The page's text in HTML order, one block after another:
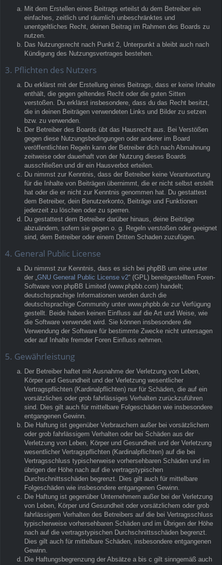
Mit dem Erstellen eines Beitrags erteilst du dem Betreiber ein
einfaches, zeitlich und räumlich unbeschränktes und
unentgeltliches Recht, deinen Beitrag im Rahmen des Boards zu
nutzen.
Das Nutzungsrecht nach Punkt 2, Unterpunkt a bleibt auch nach
Kündigung des Nutzungsvertrages bestehen.
3. Pflichten des Nutzers
Du erklärst mit der Erstellung eines Beitrags, dass er keine Inhalte
enthält, die gegen geltendes Recht oder die guten Sitten
verstoßen. Du erklärst insbesondere, dass du das Recht besitzt,
die in deinen Beiträgen verwendeten Links und Bilder zu setzen
bzw. zu verwenden.
Der Betreiber des Boards übt das Hausrecht aus. Bei Verstößen
gegen diese Nutzungsbedingungen oder anderer im Board
veröffentlichten Regeln kann der Betreiber dich nach Abmahnung
zeitweise oder dauerhaft von der Nutzung dieses Boards
ausschließen und dir ein Hausverbot erteilen.
Du nimmst zur Kenntnis, dass der Betreiber keine Verantwortung
für die Inhalte von Beiträgen übernimmt, die er nicht selbst erstellt
hat oder die er nicht zur Kenntnis genommen hat. Du gestattest
dem Betreiber, dein Benutzerkonto, Beiträge und Funktionen
jederzeit zu löschen oder zu sperren.
Du gestattest dem Betreiber darüber hinaus, deine Beiträge
abzuändern, sofern sie gegen o. g. Regeln verstoßen oder geeignet
sind, dem Betreiber oder einem Dritten Schaden zuzufügen.
4. General Public License
Du nimmst zur Kenntnis, dass es sich bei phpBB um eine unter
der „GNU General Public License v2“ (GPL) bereitgestellten Foren-
Software von phpBB Limited (www.phpbb.com) handelt;
deutschsprachige Informationen werden durch die
deutschsprachige Community unter www.phpbb.de zur Verfügung
gestellt. Beide haben keinen Einfluss auf die Art und Weise, wie
die Software verwendet wird. Sie können insbesondere die
Verwendung der Software für bestimmte Zwecke nicht untersagen
oder auf Inhalte fremder Foren Einfluss nehmen.
5. Gewährleistung
Der Betreiber haftet mit Ausnahme der Verletzung von Leben,
Körper und Gesundheit und der Verletzung wesentlicher
Vertragspflichten (Kardinalpflichten) nur für Schäden, die auf ein
vorsätzliches oder grob fahrlässiges Verhalten zurückzuführen
sind. Dies gilt auch für mittelbare Folgeschäden wie insbesondere
entgangenen Gewinn.
Die Haftung ist gegenüber Verbrauchern außer bei vorsätzlichem
oder grob fahrlässigem Verhalten oder bei Schäden aus der
Verletzung von Leben, Körper und Gesundheit und der Verletzung
wesentlicher Vertragspflichten (Kardinalpflichten) auf die bei
Vertragsschluss typischerweise vorhersehbaren Schäden und im
übrigen der Höhe nach auf die vertragstypischen
Durchschnittsschäden begrenzt. Dies gilt auch für mittelbare
Folgeschäden wie insbesondere entgangenen Gewinn.
Die Haftung ist gegenüber Unternehmern außer bei der Verletzung
von Leben, Körper und Gesundheit oder vorsätzlichem oder grob
fahrlässigem Verhalten des Betreibers auf die bei Vertragsschluss
typischerweise vorhersehbaren Schäden und im Übrigen der Höhe
nach auf die vertragstypischen Durchschnittsschäden begrenzt.
Dies gilt auch für mittelbare Schäden, insbesondere entgangenen
Gewinn.
Die Haftungsbegrenzung der Absätze a bis c gilt sinngemäß auch